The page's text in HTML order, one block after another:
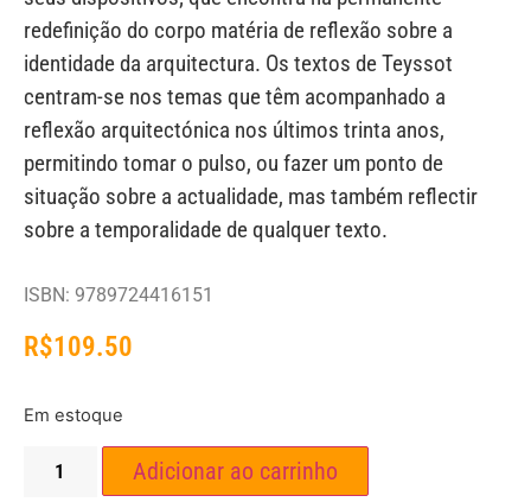
redefinição do corpo matéria de reflexão sobre a
identidade da arquitectura. Os textos de Teyssot
centram-se nos temas que têm acompanhado a
reflexão arquitectónica nos últimos trinta anos,
permitindo tomar o pulso, ou fazer um ponto de
situação sobre a actualidade, mas também reflectir
sobre a temporalidade de qualquer texto.
ISBN: 9789724416151
R$109.50
Em estoque
Adicionar ao carrinho